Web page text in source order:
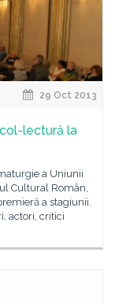
29 Oct 2013
lectură la
a Uniunii
Cultural Român,
a stagiunii.
actori, critici